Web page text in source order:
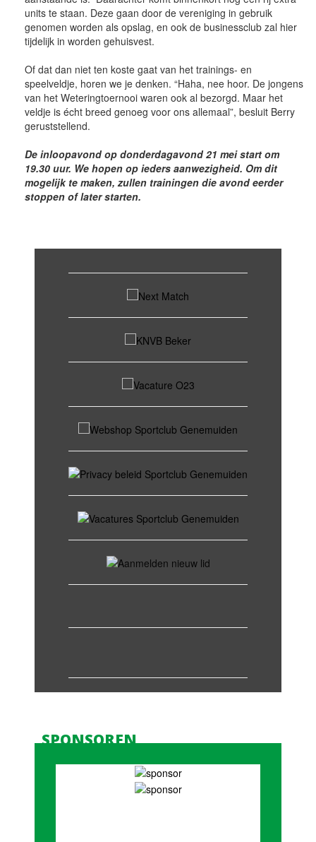
units te staan. Deze gaan door de vereniging in gebruik
genomen worden als opslag, en ook de businessclub zal hier
tijdelijk in worden gehuisvest.
Of dat dan niet ten koste gaat van het trainings- en
speelveldje, horen we je denken. “Haha, nee hoor. De jongens
van het Weteringtoernooi waren ook al bezorgd. Maar het
veldje is écht breed genoeg voor ons allemaal”, besluit Berry
geruststellend.
De inloopavond op donderdagavond 21 mei start om
19.30 uur. We hopen op ieders aanwezigheid. Om dit
mogelijk te maken, zullen trainingen die avond eerder
stoppen of later starten.
SPONSOREN